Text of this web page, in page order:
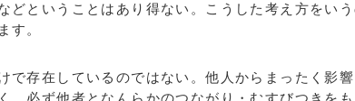
どということはあり得ない。こうした考え方をい
す。
で存在しているのではない。他人からまったく影
、必ず他者となんらかのつながり・むすびつきを